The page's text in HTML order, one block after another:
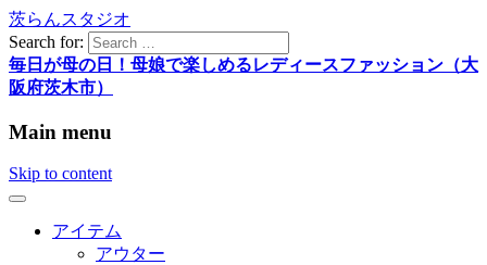
茨らんスタジオ
Search for:
毎日が母の日！母娘で楽しめるレディースファッション（大
阪府茨木市）
Main menu
Skip to content
アイテム
アウター